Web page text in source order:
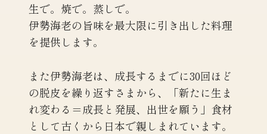
生で。焼で。蒸しで。
伊勢海老の旨味を最大限に引き出した料理
を提供します。
また伊勢海老は、成長するまでに30回ほど
の脱皮を繰り返すさまから、
「新たに生ま
れ変わる＝成長と発展、出世を願う」食材
として古くから日本で親しまれています。